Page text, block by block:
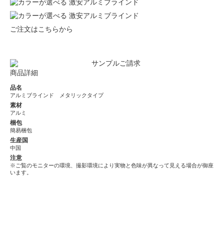
ご注文はこちらから
商品詳細
品名
アルミブラインド メタリックタイプ
素材
アルミ
梱包
簡易梱包
生産国
中国
注意
※ご覧のモニターの環境、撮影環境により実物と色味が異なって見える場合が御座
います。